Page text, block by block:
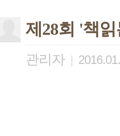
제28회 '책
관리자 |